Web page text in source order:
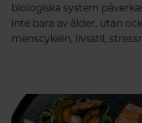
biologiska system
inte bara av ålder, utan
menscykeln, livsstil,
handlar därför inte om
nivåer”, utan om samspel,